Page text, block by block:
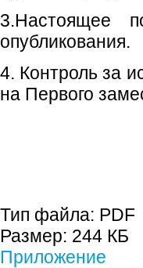
3.Настоящее
опубликования.
4. Контроль за
на Первого
Тип файла: PDF
Размер: 244 КБ
Приложение